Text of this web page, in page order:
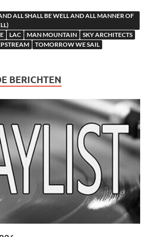
ALL SHALL BE WELL AND ALL MANNER OF
LAC MAN MOUNTAIN
SKY ARCHITECTS
TOMORROW WE SAIL
BERICHTEN